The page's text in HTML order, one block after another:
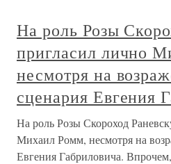
На роль Розы
пригласил лично
несмотря на
сценария Евгения
На роль Розы Скороход
Михаил Ромм, несмотря на
Евгения Габриловича.